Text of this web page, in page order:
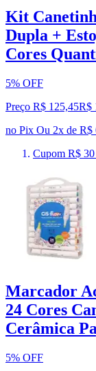
Kit
Dupla +
Cores
5% OFF
Preço R$ 125,45R$
no Pix Ou 2x de R$
Cupom R$
Marcador
24 Cores
Cerâmica
5% OFF